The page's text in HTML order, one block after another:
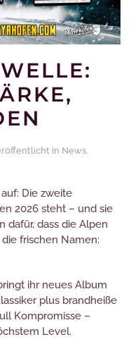
in News.
Die zweite
2026 steht – und sie
dafür, dass die Alpen
frischen Namen:
ihr neues Album
plus brandheiße
Kompromisse –
Level.